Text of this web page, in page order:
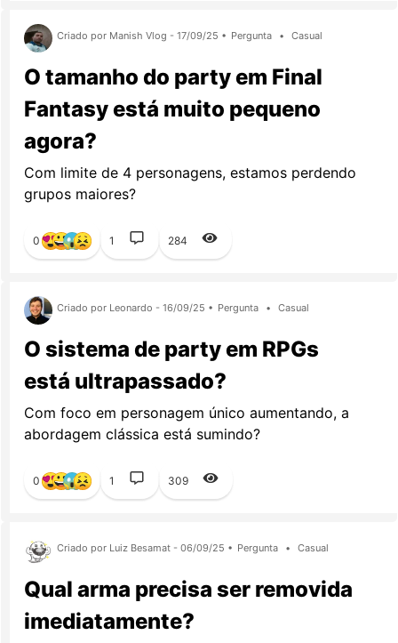
Criado por Manish Vlog - 17/09/25 • Pergunta • Casual
O tamanho do party em Final
Fantasy está muito pequeno
agora?
Com limite de 4 personagens, estamos perdendo
grupos maiores?
0 1 284
Criado por Leonardo - 16/09/25 • Pergunta • Casual
O sistema de party em RPGs
está ultrapassado?
Com foco em personagem único aumentando, a
abordagem clássica está sumindo?
0 1 309
Criado por Luiz Besamat - 06/09/25 • Pergunta • Casual
Qual arma precisa ser removida
imediatamente?